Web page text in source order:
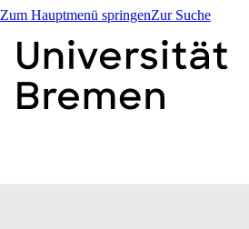
Zum Hauptmenü springenZur Suche